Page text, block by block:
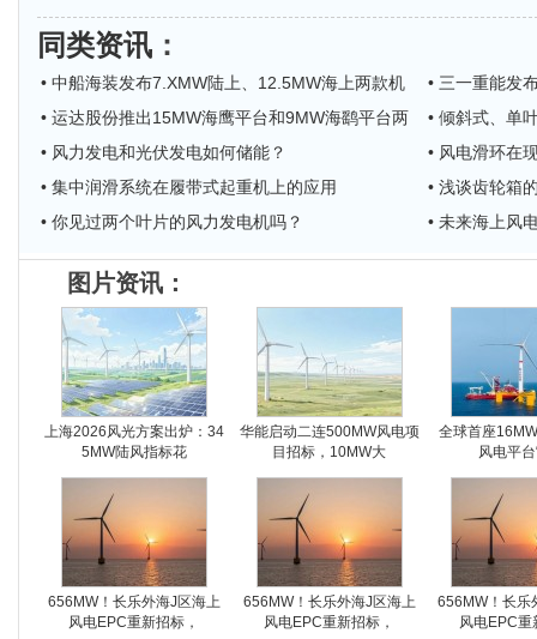
同类资讯 ：
• 中船海装发布7.XMW陆上、12.5MW海上两款机
• 三一重能发
• 运达股份推出15MW海鹰平台和9MW海鹞平台两
• 倾斜式、单
• 风力发电和光伏发电如何储能？
• 风电滑环在
• 集中润滑系统在履带式起重机上的应用
• 浅谈齿轮箱
• 你见过两个叶片的风力发电机吗？
• 未来海上风
图片资讯：
上海2026风光方案出炉：34
5MW陆风指标花
华能启动二连500MW风电项
目招标，10MW大
全球首座
风电平
656MW！长乐外海J区海上
风电EPC重新招标，
656MW！长乐外海J区海上
风电EPC重新招标，
656MW！长乐
风电EPC重